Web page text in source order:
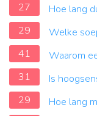
27
Hoe lang
29
Welke
41
Waarom
31
Is
29
Hoe lang